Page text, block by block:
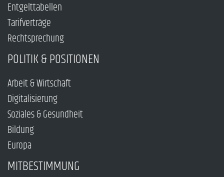
Entgelttabellen
Tarifverträge
Rechtsprechung
POLITIK & POSITIONEN
Arbeit & Wirtschaft
Digitalisierung
Soziales & Gesundheit
Bildung
Europa
MITBESTIMMUNG